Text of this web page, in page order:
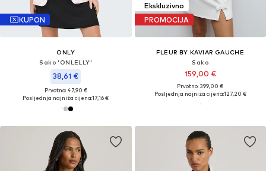
KUPON
ONLY
Sako 'ONLELLY'
38,61 €
Prvotno: 47,90 €
Posljednja najniža cijena:17,16 €
Ekskluzivno
PROMOCIJA
FLEUR BY KAVIAR GAUCHE
Sako
159,00 €
Prvotno: 399,00 €
Posljednja najniža cijena:127,20 €